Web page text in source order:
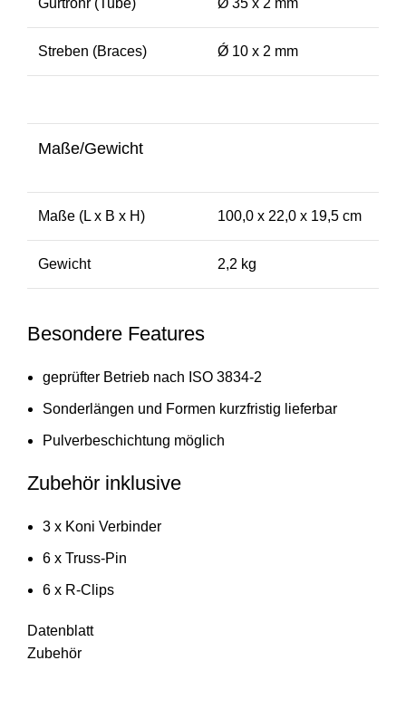
Gurtrohr (Tube) Ǿ 35 x 2 mm
Streben (Braces) Ǿ 10 x 2 mm
Maße/Gewicht
Maße (L x B x H) 100,0 x 22,0 x 19,5 cm
Gewicht 2,2 kg
Besondere Features
geprüfter Betrieb nach ISO 3834-2
Sonderlängen und Formen kurzfristig lieferbar
Pulverbeschichtung möglich
Zubehör inklusive
3 x Koni Verbinder
6 x Truss-Pin
6 x R-Clips
Datenblatt
Zubehör